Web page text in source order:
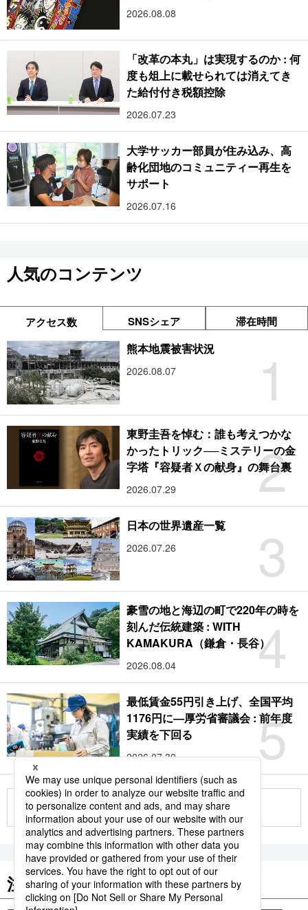
2026.08.08
「改革の本丸」は実現するのか : 何
度も俎上に載せられては消えてき
た給付付き税額控除
2026.07.23
大学サッカー部員が住み込み、高
齢化団地のコミュニティー再生を
サポート
2026.07.16
人気のコンテンツ
アクセス数 SNSシェア 滞在時間
1
熊本地震被害状況
2026.08.07
2
東野圭吾を悼む：誰も考えつかな
かったトリック──ミステリーの金
字塔『容疑者Ｘの献身』の舞台裏
2026.07.29
3
日本の世界遺産一覧
2026.07.26
4
豪雪の地と海辺の町で220年の時を
刻んだ伝統建築 : WITH
KAMAKURA（鎌倉・長谷）
2026.08.04
5
最低賃金55円引き上げ、全国平均
1176円に―厚労省審議会 : 前年度
実績を下回る
2026.07.30
もっと見る
注目のキーワード